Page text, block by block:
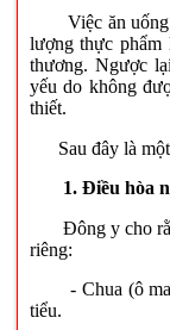
Việc ăn uống
lượng thực
thương. Ngược
yếu do không
thiết.
Sau đây là một
1. Điều hòa
Đông y cho
riêng:
- Chua (ô mai,
tiểu.